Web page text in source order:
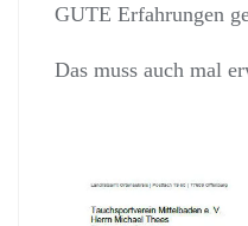
GUTE Erfahrungen
Das muss auch mal